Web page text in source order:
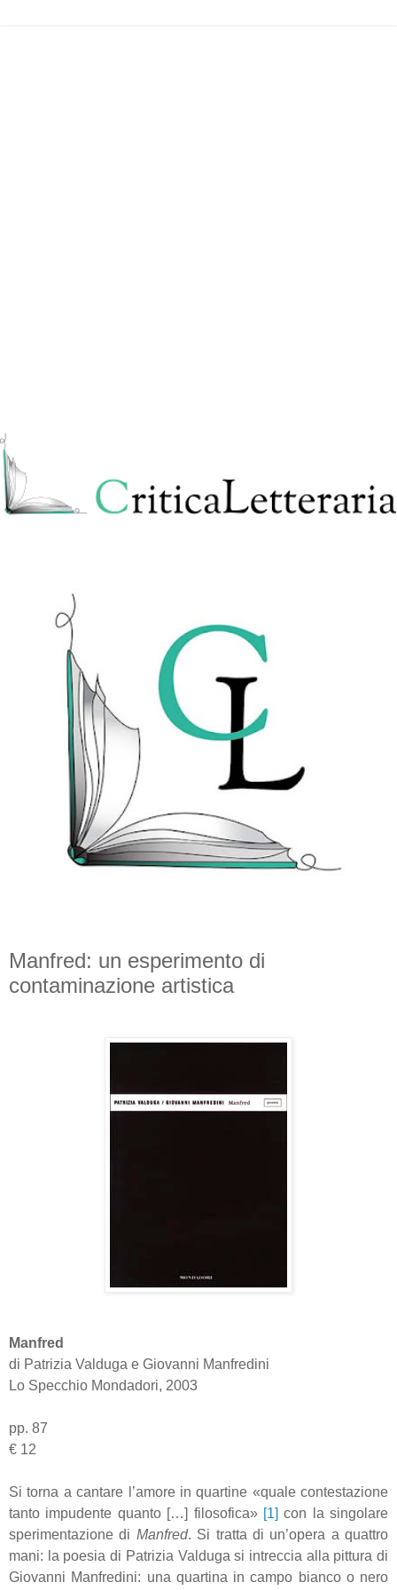
Manfred: un esperimento di
contaminazione artistica
Manfred
di Patrizia Valduga e Giovanni Manfredini
Lo Specchio Mondadori, 2003
pp. 87
€ 12
Si torna a cantare l’amore in quartine «quale contestazione
tanto impudente quanto […] filosofica» [1] con la singolare
sperimentazione di Manfred. Si tratta di un’opera a quattro
mani: la poesia di Patrizia Valduga si intreccia alla pittura di
Giovanni Manfredini: una quartina in campo bianco o nero